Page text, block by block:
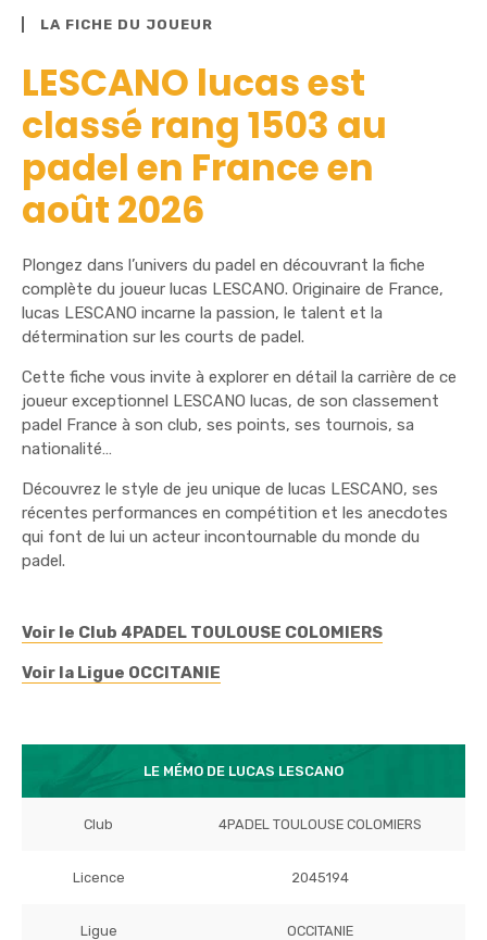
LA FICHE DU JOUEUR
LESCANO lucas est
classé rang 1503 au
padel en France en
août 2026
Plongez dans l’univers du padel en découvrant la fiche
complète du joueur lucas LESCANO. Originaire de France,
lucas LESCANO incarne la passion, le talent et la
détermination sur les courts de padel.
Cette fiche vous invite à explorer en détail la carrière de ce
joueur exceptionnel LESCANO lucas, de son classement
padel France à son club, ses points, ses tournois, sa
nationalité…
Découvrez le style de jeu unique de lucas LESCANO, ses
récentes performances en compétition et les anecdotes
qui font de lui un acteur incontournable du monde du
padel.
Voir le Club 4PADEL TOULOUSE COLOMIERS
Voir la Ligue OCCITANIE
LE MÉMO DE LUCAS LESCANO
Club 4PADEL TOULOUSE COLOMIERS
Licence 2045194
Ligue OCCITANIE